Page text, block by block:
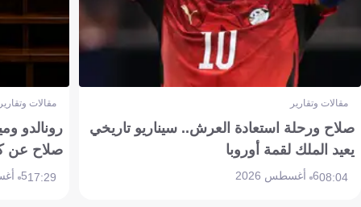
مقالات وتقارير
صلاح ورحلة استعادة العرش.. سيناريو تاريخي
يعيد الملك لقمة أوروبا
08:046 أغسطس 2026
مقالات
رونالدو
صلاح عن
17:295 أغسطس 2026